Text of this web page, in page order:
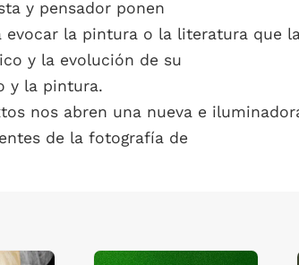
y pensador ponen
la pintura o la literatura que
y la evolución de su
y la pintura.
nos abren una nueva e
de la fotografía de